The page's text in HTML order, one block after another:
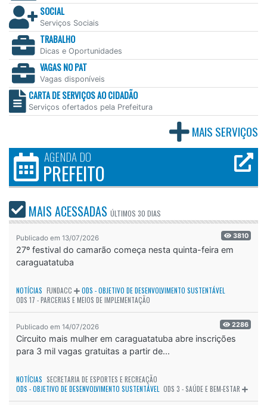
SOCIAL
Serviços Sociais
TRABALHO
Dicas e Oportunidades
VAGAS NO PAT
Vagas disponíveis
CARTA DE SERVIÇOS AO CIDADÃO
Serviços ofertados pela Prefeitura
MAIS SERVIÇOS
AGENDA DO
PREFEITO
MAIS ACESSADAS ÚLTIMOS 30 DIAS
Publicado em 13/07/2026 3810
27º festival do camarão começa nesta quinta-feira em
caraguatatuba
NOTÍCIAS FUNDACC
ODS - OBJETIVO DE DESENVOLVIMENTO SUSTENTÁVEL
ODS 17 - PARCERIAS E MEIOS DE IMPLEMENTAÇÃO
Publicado em 14/07/2026 2286
Circuito mais mulher em caraguatatuba abre inscrições
para 3 mil vagas gratuitas a partir de...
NOTÍCIAS SECRETARIA DE ESPORTES E RECREAÇÃO
ODS - OBJETIVO DE DESENVOLVIMENTO SUSTENTÁVEL ODS 3 - SAÚDE E BEM-ESTAR